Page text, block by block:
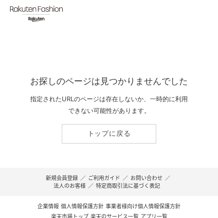
お探しのページは見つかりませんでした
指定されたURLのページは存在しないか、一時的に利用
できない可能性があります。
トップに戻る
新規会員登録 ／ ご利用ガイド ／ お問い合わせ ／
法人のお客様 ／ 特定商取引法に基づく表記
企業情報 個人情報保護方針 事業者様向け個人情報保護方針
楽天市場トップ 楽天のサービス一覧 アプリ一覧